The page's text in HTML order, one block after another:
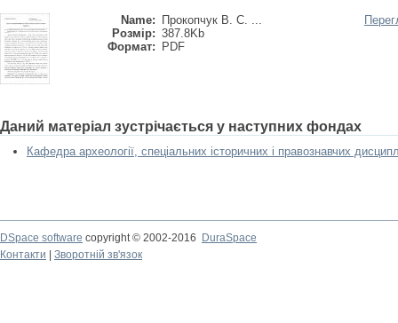
Name:
Прокопчук В. С. ...
Розмір: 387.8Kb
Формат:
PDF
Даний матеріал зустрічається у наступних фондах
Кафедра археології, спеціальних історичних і правознавчих
DSpace software copyright © 2002-2016
DuraSpace
Контакти
Зворотній зв'язок